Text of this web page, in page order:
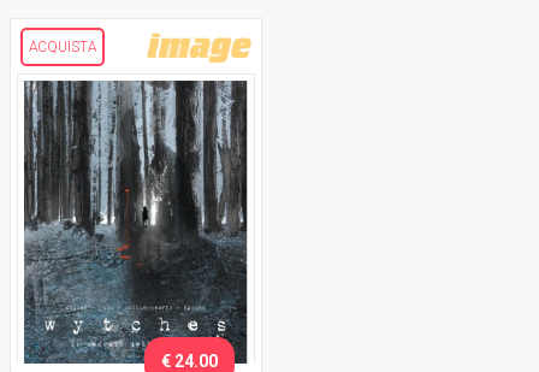
ACQUISTA
€ 24.00